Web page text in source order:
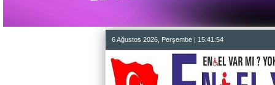
6 Ağustos 2026, Perşembe | 15:41:56